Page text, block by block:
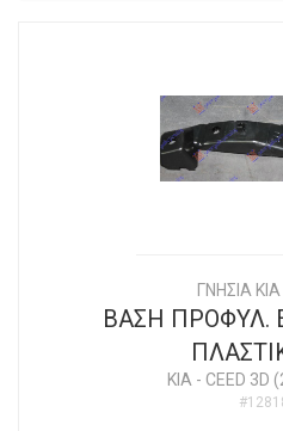
ΓΝΗΣΙΑ
ΒΑΣΗ ΠΡΟΦΥΛ.
KIA - CEED 3D